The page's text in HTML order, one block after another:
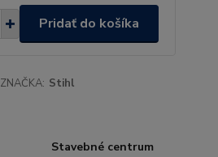
Pridať do košíka
ZNAČKA: Stihl
Stavebné centrum